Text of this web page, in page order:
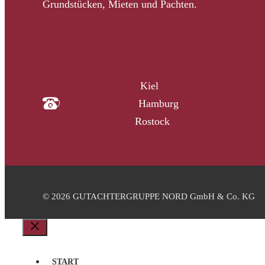
Grundstücken, Mieten und Pachten.
Kiel
Hamburg
Rostock
© 2026 GUTACHTERGRUPPE NORD GmbH & Co. KG
Schließen
START